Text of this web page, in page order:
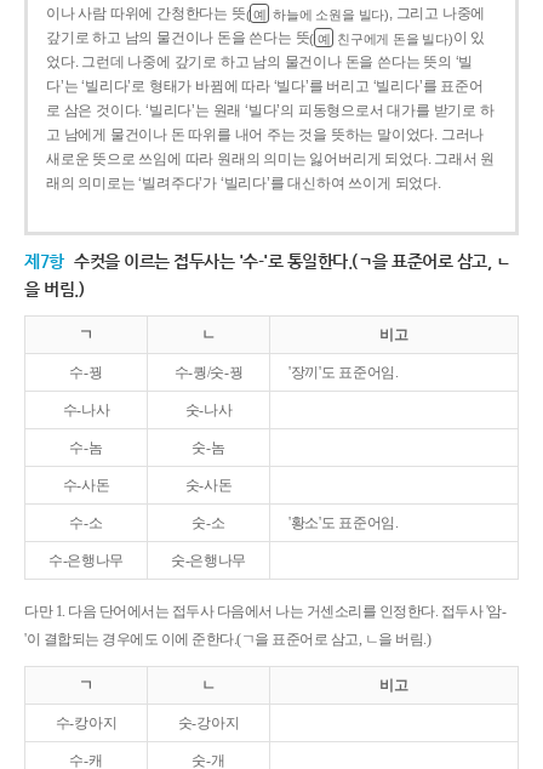
이나 사람 따위에 간청한다는 뜻( 예 하늘에 소원을 빌다), 그리고 나중에
갚기로 하고 남의 물건이나 돈을 쓴다는 뜻( 예 친구에게 돈을 빌다)이 있
었다. 그런데 나중에 갚기로 하고 남의 물건이나 돈을 쓴다는 뜻의 ‘빌
다’는 ‘빌리다’로 형태가 바뀜에 따라 ‘빌다’를 버리고 ‘빌리다’를 표준어
로 삼은 것이다. ‘빌리다’는 원래 ‘빌다’의 피동형으로서 대가를 받기로 하
고 남에게 물건이나 돈 따위를 내어 주는 것을 뜻하는 말이었다. 그러나
새로운 뜻으로 쓰임에 따라 원래의 의미는 잃어버리게 되었다. 그래서 원
래의 의미로는 ‘빌려주다’가 ‘빌리다’를 대신하여 쓰이게 되었다.
제7항 수컷을 이르는 접두사는 '수-'로 통일한다.(ㄱ을 표준어로 삼고, ㄴ
을 버림.)
ㄱ ㄴ 비고
수-꿩 수-퀑/숫-꿩 '장끼'도 표준어임.
수-나사 숫-나사
수-놈 숫-놈
수-사돈 숫-사돈
수-소 숫-소 '황소'도 표준어임.
수-은행나무 숫-은행나무
다만 1. 다음 단어에서는 접두사 다음에서 나는 거센소리를 인정한다. 접두사 '암-
'이 결합되는 경우에도 이에 준한다.(ㄱ을 표준어로 삼고, ㄴ을 버림.)
ㄱ ㄴ 비고
수-캉아지 숫-강아지
수-캐 숫-개